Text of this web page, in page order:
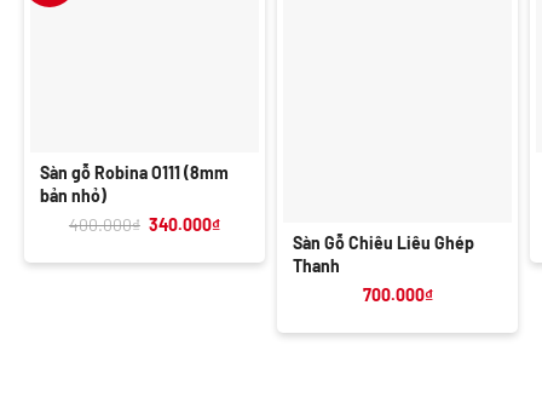
Sàn gỗ Robina O111 (8mm
bản nhỏ)
400.000₫ Giá
400.000₫.
340.000₫Giá
là:
Sàn Gỗ Chiêu Liêu Ghép
Thanh
700.000₫